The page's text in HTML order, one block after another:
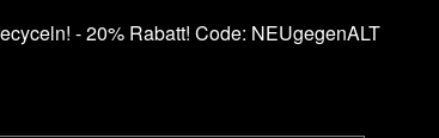
- 20% Rabatt! Code: NEUgegenALT